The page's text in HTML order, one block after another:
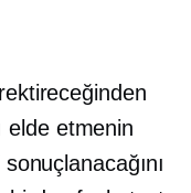
elde etmenin